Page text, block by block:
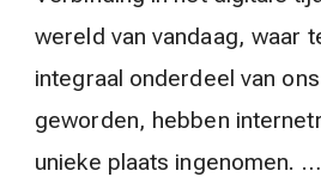
wereld van vandaag, waar
integraal onderdeel van
geworden, hebben
unieke plaats ingenomen. …